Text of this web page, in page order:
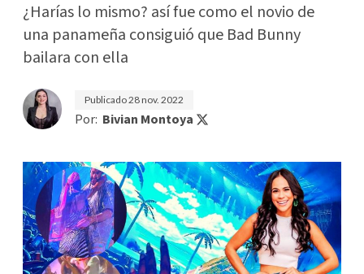
¿Harías lo mismo? así fue como el novio de
una panameña consiguió que Bad Bunny
bailara con ella
Publicado28 nov. 2022
Por: Bivian Montoya